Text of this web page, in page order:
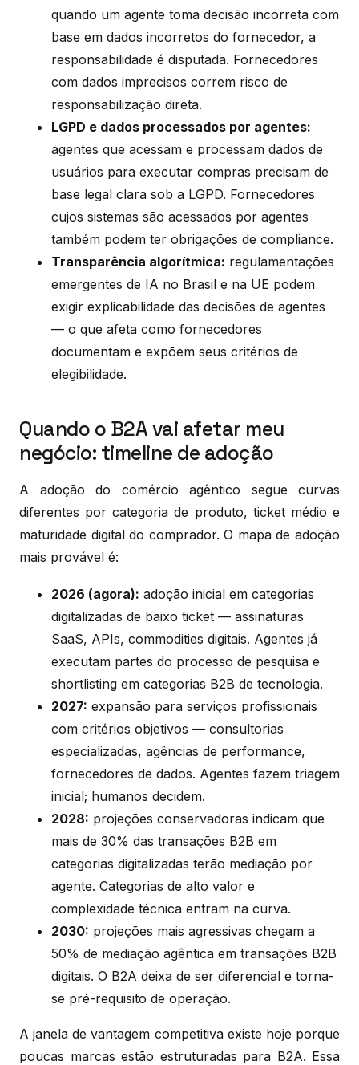
quando um agente toma decisão incorreta com
base em dados incorretos do fornecedor, a
responsabilidade é disputada. Fornecedores
com dados imprecisos correm risco de
responsabilização direta.
LGPD e dados processados por agentes:
agentes que acessam e processam dados de
usuários para executar compras precisam de
base legal clara sob a LGPD. Fornecedores
cujos sistemas são acessados por agentes
também podem ter obrigações de compliance.
Transparência algorítmica: regulamentações
emergentes de IA no Brasil e na UE podem
exigir explicabilidade das decisões de agentes
— o que afeta como fornecedores
documentam e expõem seus critérios de
elegibilidade.
Quando o B2A vai afetar meu
negócio: timeline de adoção
A adoção do comércio agêntico segue curvas
diferentes por categoria de produto, ticket médio e
maturidade digital do comprador. O mapa de adoção
mais provável é:
2026 (agora): adoção inicial em categorias
digitalizadas de baixo ticket — assinaturas
SaaS, APIs, commodities digitais. Agentes já
executam partes do processo de pesquisa e
shortlisting em categorias B2B de tecnologia.
2027: expansão para serviços profissionais
com critérios objetivos — consultorias
especializadas, agências de performance,
fornecedores de dados. Agentes fazem triagem
inicial; humanos decidem.
2028: projeções conservadoras indicam que
mais de 30% das transações B2B em
categorias digitalizadas terão mediação por
agente. Categorias de alto valor e
complexidade técnica entram na curva.
2030: projeções mais agressivas chegam a
50% de mediação agêntica em transações B2B
digitais. O B2A deixa de ser diferencial e torna-
se pré-requisito de operação.
A janela de vantagem competitiva existe hoje porque
poucas marcas estão estruturadas para B2A. Essa